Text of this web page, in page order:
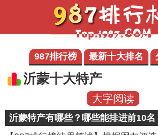
987排行榜 最新十大排名
沂蒙十大特产
大字阅读
沂蒙特产有哪些？哪些能排进前10名